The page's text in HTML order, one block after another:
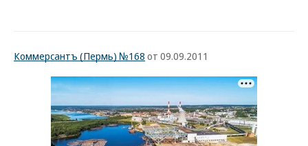
Коммерсантъ (Пермь) №168 от 09.09.2011